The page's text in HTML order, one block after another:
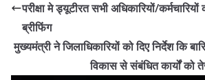
परीक्षा मे ड्यूटीरत सभी अधिकारियों/
ब्रीफिंग
मुख्यमंत्री ने जिलाधिकारियों को दिए निर्देश कि
विकास से संबंधित कार्यों को